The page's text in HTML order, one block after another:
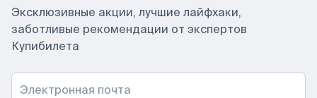
Эксклюзивные акции, лучшие лайфхаки,
заботливые рекомендации от экспертов
Купибилета
Электронная почта